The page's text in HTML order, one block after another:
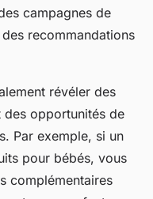
campagnes de
recommandations
révéler des
des opportunités de
Par exemple, si un
pour bébés, vous
complémentaires